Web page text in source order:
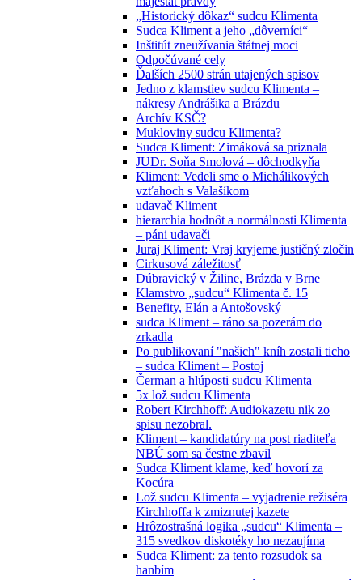
„Historický dôkaz“ sudcu Klimenta
Sudca Kliment a jeho „dôverníci“
Inštitút zneužívania štátnej moci
Odpočúvané cely
Ďalších 2500 strán utajených spisov
Jedno z klamstiev sudcu Klimenta –
nákresy Andrášika a Brázdu
Archív KSČ?
Mukloviny sudcu Klimenta?
Sudca Kliment: Zimáková sa priznala
JUDr. Soňa Smolová – dôchodkyňa
Kliment: Vedeli sme o Michálikových
vzťahoch s Valašíkom
udavač Kliment
hierarchia hodnôt a normálnosti Klimenta
– páni udavači
Juraj Kliment: Vraj kryjeme justičný zločin
Cirkusová záležitosť
Dúbravický v Žiline, Brázda v Brne
Klamstvo „sudcu“ Klimenta č. 15
Benefity, Elán a Antošovský
sudca Kliment – ráno sa pozerám do
zrkadla
Po publikovaní "našich" kníh zostali ticho
– sudca Kliment – Postoj
Čerman a hlúposti sudcu Klimenta
5x lož sudcu Klimenta
Robert Kirchhoff: Audiokazetu nik zo
spisu nezobral.
Kliment – kandidatúry na post riaditeľa
NBÚ som sa čestne zbavil
Sudca Kliment klame, keď hovorí za
Kocúra
Lož sudcu Klimenta – vyjadrenie režiséra
Kirchhoffa k zmiznutej kazete
Hrôzostrašná logika „sudcu“ Klimenta –
315 svedkov diskotéky ho nezaujíma
Sudca Kliment: za tento rozsudok sa
hanbím